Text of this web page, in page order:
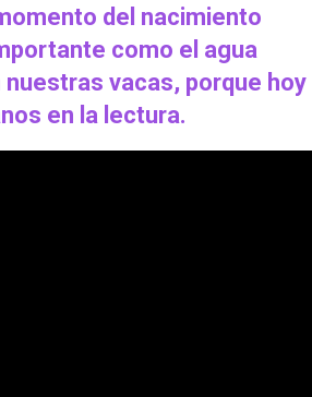
del nacimiento
como el agua
vacas, porque hoy
en la lectura.